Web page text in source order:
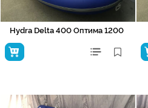
Hydra Delta 400 Оптима 1200